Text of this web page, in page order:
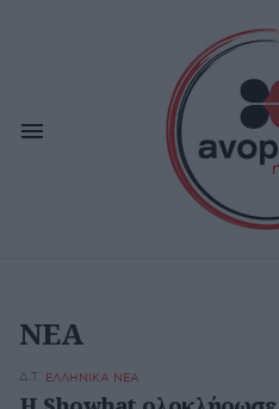
ΝΕΑ
Δ.Τ. ΕΛΛΗΝΙΚΑ ΝΕΑ